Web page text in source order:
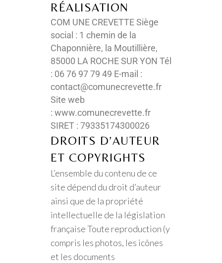
RÉALISATION
COM UNE CREVETTE Siège
social : 1 chemin de la
Chaponnière, la Moutillière,
85000 LA ROCHE SUR YON Tél
: 06 76 97 79 49 E-mail :
contact@comunecrevette.fr
Site web
: www.comunecrevette.fr
SIRET : 79335174300026
DROITS D’AUTEUR
ET COPYRIGHTS
L’ensemble du contenu de ce
site dépend du droit d’auteur
ainsi que de la propriété
intellectuelle de la législation
française Toute reproduction (y
compris les photos, les icônes
et les documents